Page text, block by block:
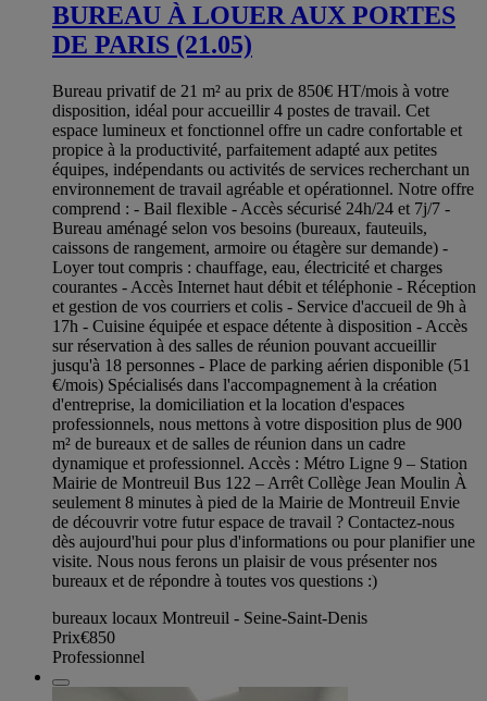
BUREAU À LOUER AUX PORTES
DE PARIS (21.05)
Bureau privatif de 21 m² au prix de 850€ HT/mois à votre
disposition, idéal pour accueillir 4 postes de travail. Cet
espace lumineux et fonctionnel offre un cadre confortable et
propice à la productivité, parfaitement adapté aux petites
équipes, indépendants ou activités de services recherchant un
environnement de travail agréable et opérationnel. Notre offre
comprend : - Bail flexible - Accès sécurisé 24h/24 et 7j/7 -
Bureau aménagé selon vos besoins (bureaux, fauteuils,
caissons de rangement, armoire ou étagère sur demande) -
Loyer tout compris : chauffage, eau, électricité et charges
courantes - Accès Internet haut débit et téléphonie - Réception
et gestion de vos courriers et colis - Service d'accueil de 9h à
17h - Cuisine équipée et espace détente à disposition - Accès
sur réservation à des salles de réunion pouvant accueillir
jusqu'à 18 personnes - Place de parking aérien disponible (51
€/mois) Spécialisés dans l'accompagnement à la création
d'entreprise, la domiciliation et la location d'espaces
professionnels, nous mettons à votre disposition plus de 900
m² de bureaux et de salles de réunion dans un cadre
dynamique et professionnel. Accès : Métro Ligne 9 – Station
Mairie de Montreuil Bus 122 – Arrêt Collège Jean Moulin À
seulement 8 minutes à pied de la Mairie de Montreuil Envie
de découvrir votre futur espace de travail ? Contactez-nous
dès aujourd'hui pour plus d'informations ou pour planifier une
visite. Nous nous ferons un plaisir de vous présenter nos
bureaux et de répondre à toutes vos questions :)
bureaux locaux Montreuil - Seine-Saint-Denis
Prix€850
Professionnel